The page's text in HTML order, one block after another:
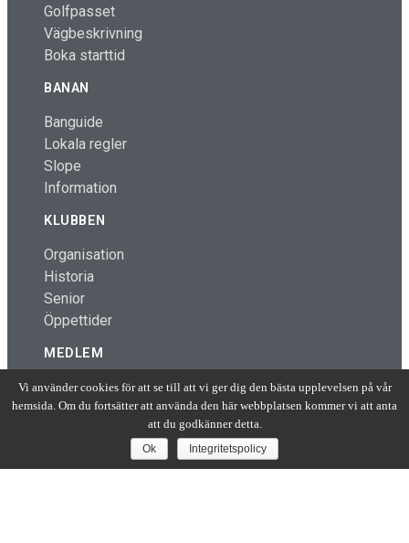
Golfpasset
Vägbeskrivning
Boka starttid
BANAN
Banguide
Lokala regler
Slope
Information
KLUBBEN
Organisation
Historia
Senior
Öppettider
MEDLEM
Avgifter
Stadgar
Vi använder cookies för att se till att vi ger dig den bästa upplevelsen på vår
hemsida. Om du fortsätter att använda den här webbplatsen kommer vi att anta
att du godkänner detta.
Ok Integritetspolicy